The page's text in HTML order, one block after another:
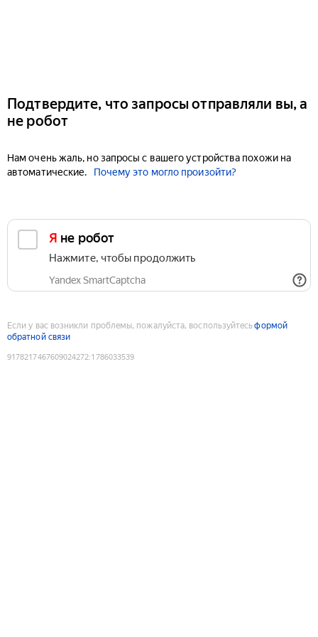
Подтвердите, что запросы отправляли вы, а
не робот
Нам очень жаль, но запросы с вашего устройства похожи на
автоматические.
Почему это могло произойти?
Я не робот
Нажмите, чтобы продолжить
Yandex SmartCaptcha
Если у вас возникли проблемы, пожалуйста, воспользуйтесьформой
обратной связи
9178217467609024272:1786033539